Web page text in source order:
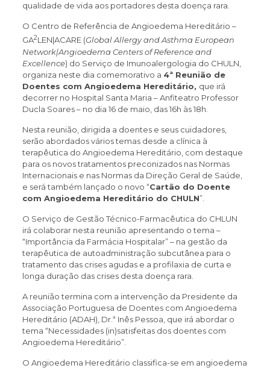
qualidade de vida aos portadores desta doença rara.
O Centro de Referência de Angioedema Hereditário –
GA2LEN|ACARE (Global Allergy and Asthma European
Network|Angioedema Centersof Reference and
Excellence) do Serviço de Imunoalergologia do CHULN,
organiza neste dia comemorativo a 4ª Reunião de
Doentes com Angioedema Hereditário, que irá
decorrer no Hospital Santa Maria – Anfiteatro Professor
Ducla Soares – no dia 16 de maio, das 16h às 18h.
Nesta reunião, dirigida a doentes e seus cuidadores,
serão abordados vários temas desde a clínica à
terapêutica do Angioedema Hereditário, com destaque
para os novos tratamentos preconizados nas Normas
Internacionais e nas Normas da Direção Geral de Saúde,
e será também lançado o novo “Cartão do Doente
com Angioedema Hereditário do CHULN”.
O Serviço de Gestão Técnico-Farmacêutica do CHLUN
irá colaborar nesta reunião apresentando o tema –
“Importância da Farmácia Hospitalar” – na gestão da
terapêutica de autoadministração subcutânea para o
tratamento das crises agudas e a profilaxia de curta e
longa duração das crises desta doença rara.
A reunião termina com a intervenção da Presidente da
Associação Portuguesa de Doentes com Angioedema
Hereditário (ADAH), Dr.ª Inês Pessoa, que irá abordar o
tema “Necessidades (in)satisfeitas dos doentes com
Angioedema Hereditário”.
O Angioedema Hereditário classifica-se em angioedema